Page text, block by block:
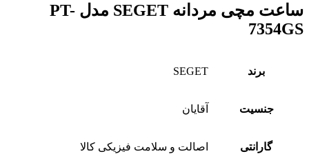
ساعت مچی مردانه SEGET مدل PT-
7354GS
برند SEGET
جنسیت آقایان
گارانتی اصالت و سلامت فیزیکی کالا